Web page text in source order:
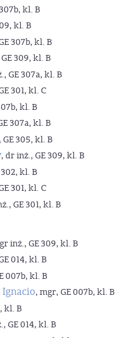
kl. B
kl. B
307b, kl. B
309, kl. B
GE 307a, kl. B
301, kl. C
kl. B
307a, kl. B
GE 305, kl. B
, dr inż., GE 309, kl. B
kl. B
301, kl. C
GE 301, kl. B
inż., GE 309, kl. B
014, kl. B
007b, kl. B
, mgr, GE 007b, kl. B
kl. B
GE 014, kl. B